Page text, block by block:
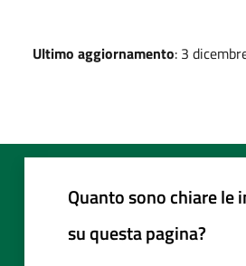
Ultimo aggiornamento: 3
Quanto sono chiare le
su questa pagina?